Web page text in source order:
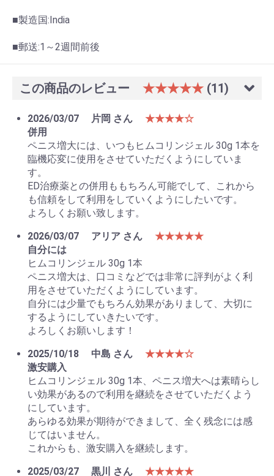
■製造国:India
■郵送:1～2週間前後
この商品のレビュー ★★★★★ (11)
2026/03/07 片岡 さん
★★★★☆
併用
ペニス増大には、いつもヒムコリンジェル 30g 1本を
臨機応変に使用をさせていただくようにしていま
す。
ED治療薬との併用ももちろん可能でして、これから
も信頼をして利用をしていくようにしたいです。
よろしくお願い致します。
2026/03/07
アリア さん
★★★★★
自分には
ヒムコリンジェル 30g 1本
ペニス増大は、口コミなどでは非常に評判がよく利
用をさせていただくようにしています。
自分には少量でもちろん効果がありまして、大切に
するようにしていきたいです。
よろしくお願いします！
2025/10/18
中島 さん
★★★★☆
激安購入
ヒムコリンジェル 30g 1本、ペニス増大へは素晴らし
い効果があるので利用を継続をさせていただくよう
にしています。
あらゆる効果が期待ができまして、全く残念には感
じてはいません。
これからも、激安購入を継続します。
2025/03/27
黒川 さん ★★★★★